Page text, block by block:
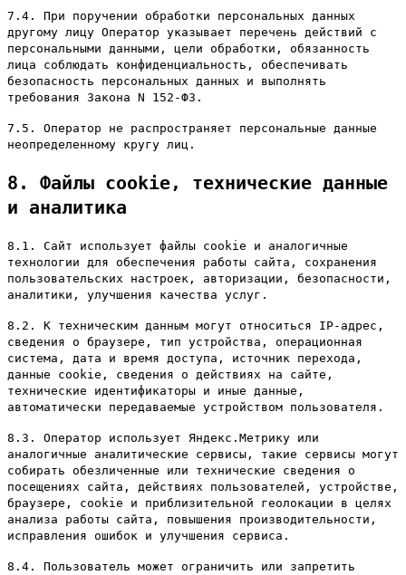
7.4. При поручении обработки персональных данных
другому лицу Оператор указывает перечень действий с
персональными данными, цели обработки, обязанность
лица соблюдать конфиденциальность, обеспечивать
безопасность персональных данных и выполнять
требования Закона N 152-ФЗ.
7.5. Оператор не распространяет персональные данные
неопределенному кругу лиц.
8. Файлы cookie, технические данные
и аналитика
8.1. Сайт использует файлы cookie и аналогичные
технологии для обеспечения работы сайта, сохранения
пользовательских настроек, авторизации, безопасности,
аналитики, улучшения качества услуг.
8.2. К техническим данным могут относиться IP-адрес,
сведения о браузере, тип устройства, операционная
система, дата и время доступа, источник перехода,
данные cookie, сведения о действиях на сайте,
технические идентификаторы и иные данные,
автоматически передаваемые устройством пользователя.
8.3. Оператор использует Яндекс.Метрику или
аналогичные аналитические сервисы, такие сервисы могут
собирать обезличенные или технические сведения о
посещениях сайта, действиях пользователей, устройстве,
браузере, cookie и приблизительной геолокации в целях
анализа работы сайта, повышения производительности,
исправления ошибок и улучшения сервиса.
8.4. Пользователь может ограничить или запретить